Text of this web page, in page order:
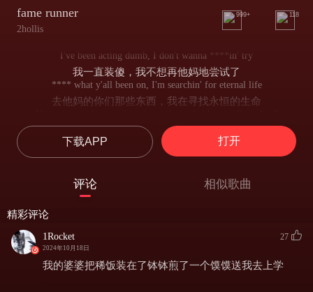
fame runner
2hollis
999+ 118
I've been acting dumb, I don't wanna ****in' try
我一直装傻，我不想再他妈地尝试了
**** what y'all been on, I'm searchin' for eternal life
去他妈的你们那些东西，我在寻找永恒的生命
如果是你爱着我，那你为什么对我撒谎？
**** you and your homies, y'all don't understand the light
去你和你的兄弟们，你们根本不懂光明
如果名声是我想要的，那我早就该他妈地牺牲了
And it's a name that she wanted, put the 2 and then I'm fye
她想要的是一个名字，添上个“2”，然后我就燃烧起来了
The contemplation get me high
下载APP 打开
评论 相似歌曲
精彩评论
1Rocket
2024年10月18日
27
我的婆婆把稀饭装在了钵钵煎了一个馍馍送我去上学